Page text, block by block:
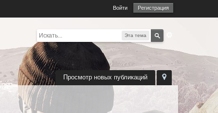
Войти Регистрация
Эта тема
Просмотр новых публикаций